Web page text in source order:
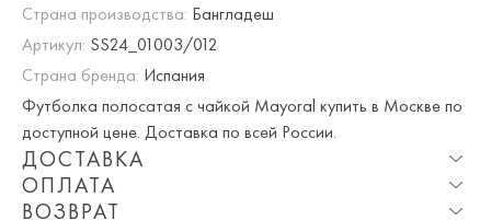
Страна производства: Бангладеш
Артикул: SS24_01003/012
Страна бренда: Испания
Футболка полосатая с чайкой Mayoral купить в Москве по
доступной цене. Доставка по всей России.
ДОСТАВКА
Опция частичная доставка и примерка доступна для
ОПЛАТА
ВОЗВРАТ